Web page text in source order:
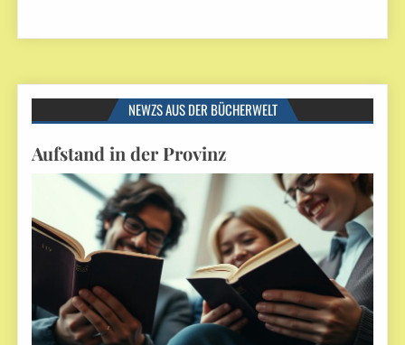
NEWZS AUS DER BÜCHERWELT
Aufstand in der Provinz